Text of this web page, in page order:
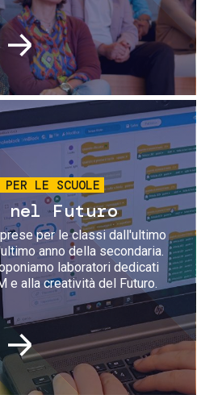
Immagine
LE SCUOLE
Futuro
per le classi dall'ultimo
anno della secondaria.
laboratori dedicati
e alla creatività del Futuro.